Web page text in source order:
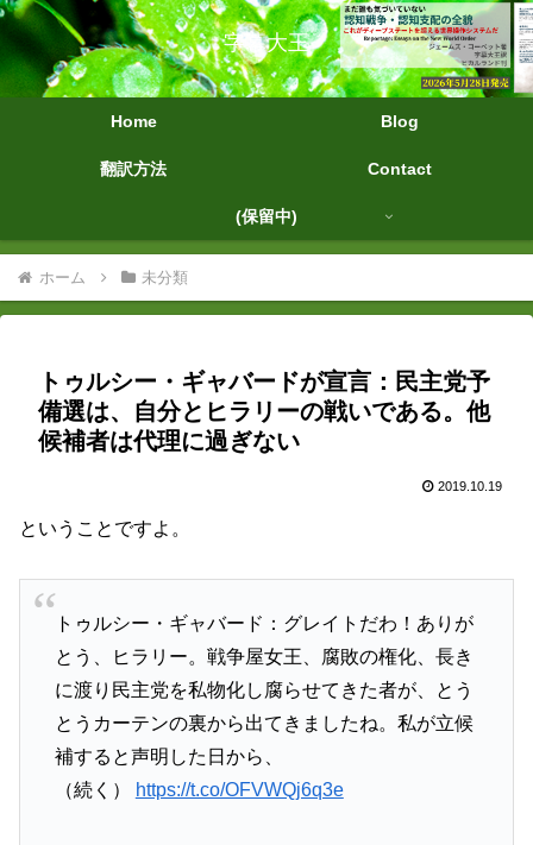
字幕大王
Home Blog
翻訳方法 Contact
(保留中)
ホーム 未分類
トゥルシー・ギャバードが宣言：民主党予
備選は、自分とヒラリーの戦いである。他
候補者は代理に過ぎない
2019.10.19
ということですよ。
トゥルシー・ギャバード：グレイトだわ！ありが
とう、ヒラリー。戦争屋女王、腐敗の権化、長き
に渡り民主党を私物化し腐らせてきた者が、とう
とうカーテンの裏から出てきましたね。私が立候
補すると声明した日から、
（続く）
https://t.co/OFVWQj6q3e